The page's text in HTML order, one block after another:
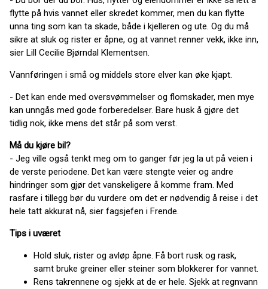
flytte på hvis vannet eller skredet kommer, men du kan flytte
unna ting som kan ta skade, både i kjelleren og ute. Og du må
sikre at sluk og rister er åpne, og at vannet renner vekk, ikke inn,
sier Lill Cecilie Bjørndal Klementsen.
Vannføringen i små og middels store elver kan øke kjapt.
- Det kan ende med oversvømmelser og flomskader, men mye
kan unngås med gode forberedelser. Bare husk å gjøre det
tidlig nok, ikke mens det står på som verst.
Må du kjøre bil?
- Jeg ville også tenkt meg om to ganger før jeg la ut på veien i
de verste periodene. Det kan være stengte veier og andre
hindringer som gjør det vanskeligere å komme fram. Med
rasfare i tillegg bør du vurdere om det er nødvendig å reise i det
hele tatt akkurat nå, sier fagsjefen i Frende.
Tips i uværet
Hold sluk, rister og avløp åpne. Få bort rusk og rask,
samt bruke greiner eller steiner som blokkerer for vannet.
Rens takrennene og sjekk at de er hele. Sjekk at regnvann